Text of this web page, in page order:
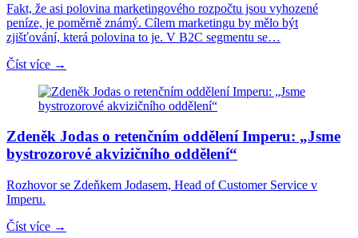
Fakt, že asi polovina marketingového rozpočtu jsou vyhozené
peníze, je poměrně známý. Cílem marketingu by mělo být
zjišťování, která polovina to je. V B2C segmentu se…
Číst více →
Zdeněk Jodas o retenčním oddělení Imperu: „Jsme
bystrozorové akvizičního oddělení“
Rozhovor se Zdeňkem Jodasem, Head of Customer Service v
Imperu.
Číst více →